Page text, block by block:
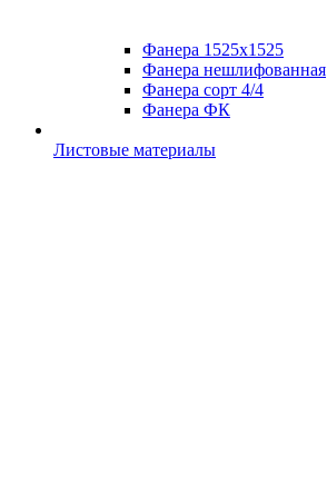
Фанера 1525х1525
Фанера нешлифованная
Фанера сорт 4/4
Фанера ФК
Листовые материалы